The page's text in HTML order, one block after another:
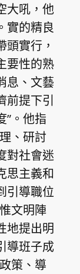
大吼，他
實的精良
實行，
要性的熟
息、文藝
提下引
”。他指
、研討
對社會迷
思主義和
引導職位
文明陣
地提出明
導班子成
策、導